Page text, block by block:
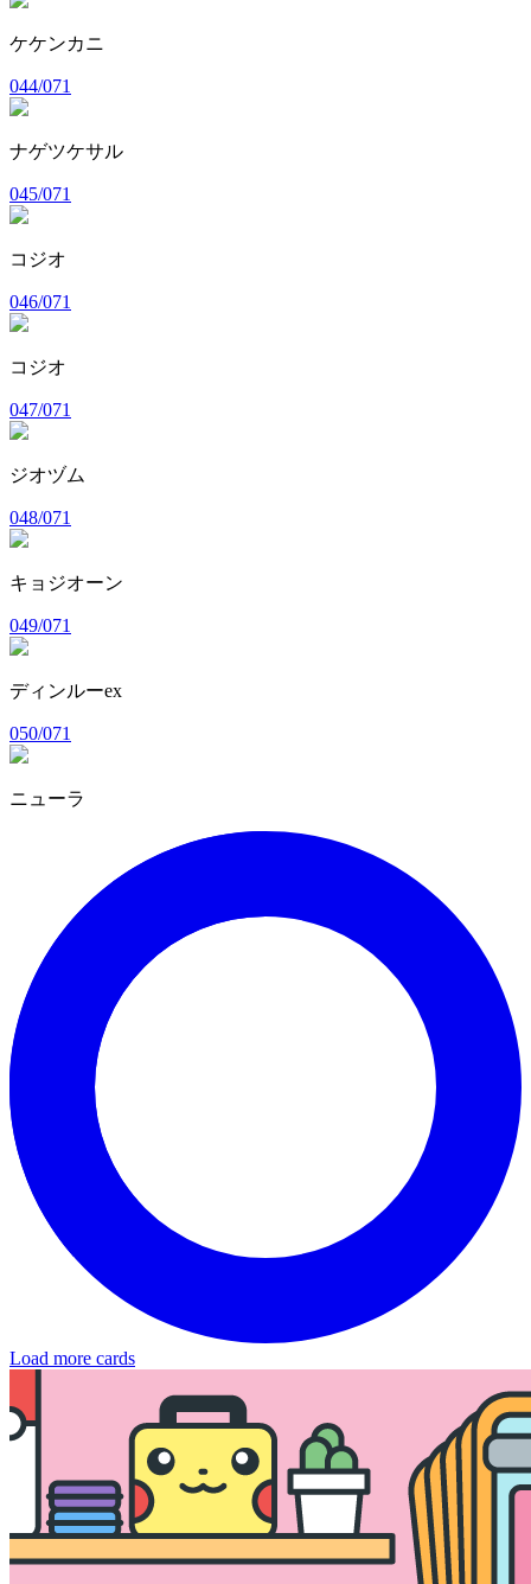
ケケンカニ
044/071
ナゲツケサル
045/071
コジオ
046/071
コジオ
047/071
ジオヅム
048/071
キョジオーン
049/071
ディンルーex
050/071
ニューラ
Load more cards